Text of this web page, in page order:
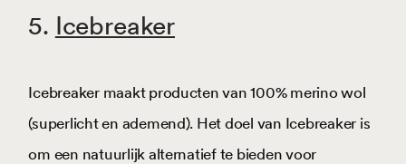
5. Icebreaker
Icebreaker maakt producten van 100% merino wol
(superlicht en ademend). Het doel van Icebreaker is
om een natuurlijk alternatief te bieden voor